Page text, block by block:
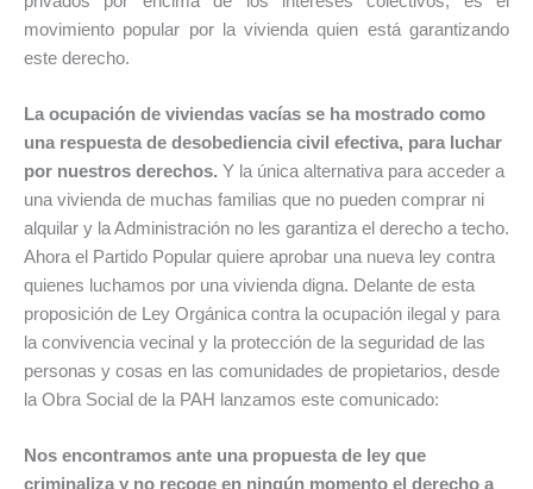
movimiento popular por la vivienda quien está garantizando
este derecho.
La ocupación de viviendas vacías se ha mostrado como
una respuesta de desobediencia civil efectiva, para luchar
por nuestros derechos. Y la única alternativa para acceder a
una vivienda de muchas familias que no pueden comprar ni
alquilar y la Administración no les garantiza el derecho a techo.
Ahora el Partido Popular quiere aprobar una nueva ley contra
quienes luchamos por una vivienda digna. Delante de esta
proposición de Ley Orgánica contra la ocupación ilegal y para
la convivencia vecinal y la protección de la seguridad de las
personas y cosas en las comunidades de propietarios, desde
la Obra Social de la PAH lanzamos este comunicado:
Nos encontramos ante una propuesta de ley que
criminaliza y no recoge en ningún momento el derecho a